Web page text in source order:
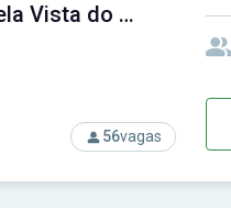
56vagas
Prefeitura de Bela Vista do Toldo - SC - Prefeitura Municipal de Bela Vista do Toldo - SC